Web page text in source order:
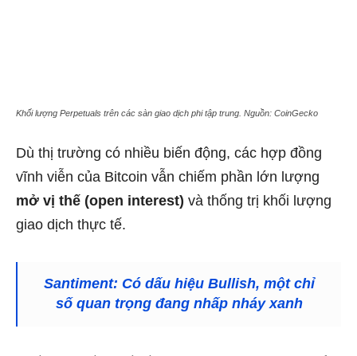
Khối lượng Perpetuals trên các sàn giao dịch phi tập trung. Nguồn: CoinGecko
Dù thị trường có nhiều biến động, các hợp đồng
vĩnh viễn của Bitcoin vẫn chiếm phần lớn lượng
mở vị thế (open interest) và thống trị khối lượng
giao dịch thực tế.
Santiment: Có dấu hiệu Bullish, một chỉ
số quan trọng đang nhấp nháy xanh